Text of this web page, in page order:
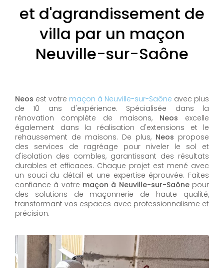
et d'agrandissement de
villa par un maçon
Neuville-sur-Saône
Neos est votre maçon à Neuville-sur-Saône avec plus
de 10 ans d'expérience. Spécialisée dans la
rénovation complète de maisons, Neos excelle
également dans la réalisation d'extensions et le
rehaussement de maisons. De plus, Neos propose
des services de ragréage pour niveler le sol et
d'isolation des combles, garantissant des résultats
durables et efficaces. Chaque projet est mené avec
un souci du détail et une expertise éprouvée. Faites
confiance à votre maçon à Neuville-sur-Saônepour
des solutions de maçonnerie de haute qualité,
transformant vos espaces avec professionnalisme et
précision.